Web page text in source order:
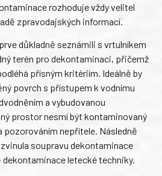
rozhoduje vždy velitel
zpravodajských informací.
důkladně seznámili s vrtulníkem
terén pro dekontaminaci, přičemž
přísným kritériím. Ideálně by
povrch s přístupem k vodnímu
a vybudovanou
prostor nesmí být kontaminovaný
pozorováním nepřítele. Následně
soupravu dekontaminace
dekontaminace letecké techniky.